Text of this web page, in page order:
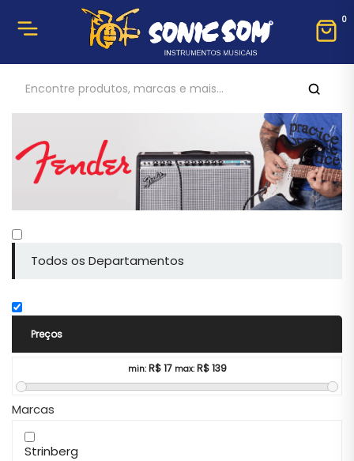
0
Todos os Departamentos
Preços
min: R$17 max: R$139
Marcas
Strinberg